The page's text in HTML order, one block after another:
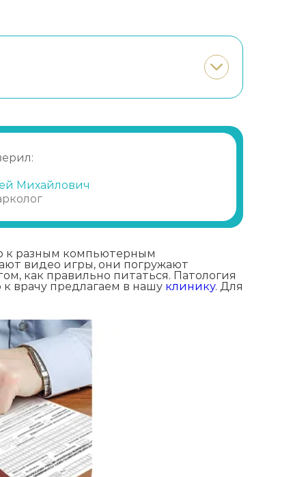
Михайлович
к разным компьютерным
видео игры, они погружают
как правильно питаться. Патология
врачу предлагаем в нашу клинику. Для